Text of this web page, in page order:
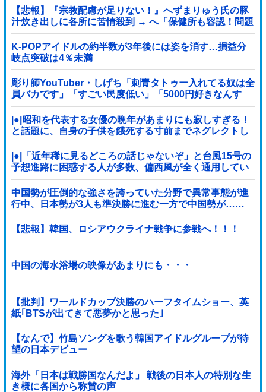
【悲報】『宗教配慮が足りない！』へずまりゅう氏の豚
汁炊き出しに各所に苦情殺到 → へ「保健所も容認！問題
なし！」ｗｗｗｗｗｗｗｗｗｗｗｗｗｗ
K-POPアイドルの約半数が3年後には姿を消す…損益分
岐点突破は4％未満
彫り師YouTuber・しげち「刺青タトゥー入れてる奴は全
員バカです」「すごい民度低い」「5000円好きなんす
よ、バカって」
|●|昭和を代表する女優の晩年があまりにも寂しすぎる！
と話題に、自身の子供を餓死する寸前までネグレクトし
た挙句……
|●|「近年稀に見るどころの話じゃないぞ」と台風15号の
予想進路に困惑する人が多数、偏西風が全く通用してい
ないんだけど……
中国勢が圧倒的な強さを誇っていた分野で異常事態が進
行中、日本勢が3人も準決勝に進む一方で中国勢が……
【悲報】韓国、ロシアウクライナ戦争に参戦へ！！！
中国の海水浴場の映像があまりにも・・・
【批判】ワールドカップ決勝のハーフタイムショー、英
紙｢BTSが出てきて悪夢かと思った｣
【なんで】竹島ソングを歌う韓国アイドルグループが待
望の日本デビュー
海外「日本は戦勝国なんだよ」 戦後の日本人の特別な生
き様に各国から称賛の声